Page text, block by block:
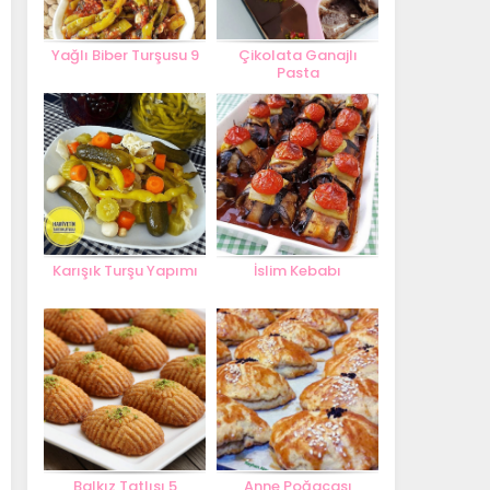
Yağlı Biber Turşusu 9
Çikolata Ganajlı
Pasta
Karışık Turşu Yapımı İslim Kebabı